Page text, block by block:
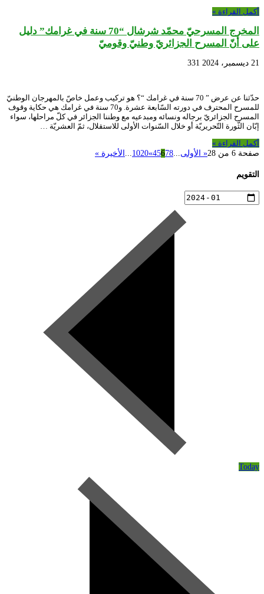
أكمل القراءة »
المخرج المسرحيّ محمّد شرشال “70 سنة في غرامك” دليل
على أنّ المسرح الجزائريّ وطنيّ وقوميّ
21 ديسمبر، 2024 331
حدّثنا عن عرض ” 70 سنة في غرامك “؟ هو تركيب وعمل خاصّ بالمهرجان الوطنيّ
للمسرح المحترف في دورته السّابعة عشرة. و70 سنة في غرامك هي حكاية وقوف
المسرح الجزائريّ برجاله ونسائه ومبدعيه مع وطننا الجزائر في كلّ مراحلها، سواء
إبّان الثّورة التّحريريّة أو خلال السّنوات الأولى للاستقلال، ثمّ العشريّة …
أكمل القراءة »
صفحة 6 من 28
« الأولى...
45678
»
1020
... الأخيرة »
التقويم
Today